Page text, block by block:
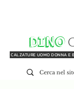
DINO
CALZATURE UOMO DONNA E